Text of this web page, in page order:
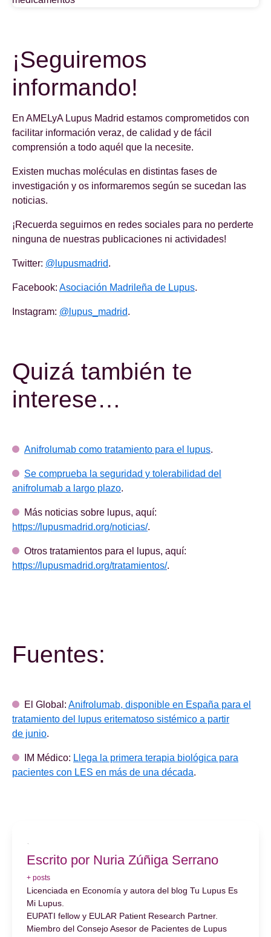
¡Seguiremos
informando!
En AMELyA Lupus Madrid estamos comprometidos con
facilitar información veraz, de calidad y de fácil
comprensión a todo aquél que la necesite.
Existen muchas moléculas en distintas fases de
investigación y os informaremos según se sucedan las
noticias.
¡Recuerda seguirnos en redes sociales para no perderte
ninguna de nuestras publicaciones ni actividades!
Twitter: @lupusmadrid.
Facebook: Asociación Madrileña de Lupus.
Instagram: @lupus_madrid.
Quizá también te
interese…
Anifrolumab como tratamiento para el lupus.
Se comprueba la seguridad y tolerabilidad del
anifrolumab a largo plazo.
Más noticias sobre lupus, aquí:
https://lupusmadrid.org/noticias/.
Otros tratamientos para el lupus, aquí:
https://lupusmadrid.org/tratamientos/.
Fuentes:
El Global: Anifrolumab, disponible en España para el
tratamiento del lupus eritematoso sistémico a partir
de junio.
IM Médico: Llega la primera terapia biológica para
pacientes con LES en más de una década.
Escrito por Nuria Zúñiga Serrano
+ posts
Licenciada en Economía y autora del blog Tu Lupus Es
Mi Lupus.
EUPATI fellow y EULAR Patient Research Partner.
Miembro del Consejo Asesor de Pacientes de Lupus